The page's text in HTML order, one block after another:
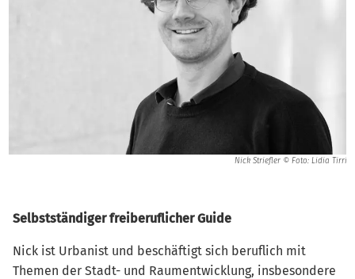
Selbstständiger freiberuflicher Guide
Nick ist Urbanist und beschäftigt sich beruflich mit
Themen der Stadt- und Raumentwicklung, insbesondere
Nick Striefler © Foto: Lidia Tirri